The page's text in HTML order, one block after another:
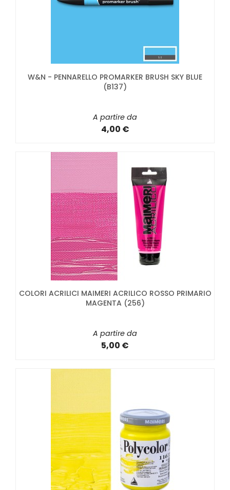
W&N - PENNARELLO PROMARKER BRUSH SKY BLUE
(B137)
A partire da
4,00 €
COLORI ACRILICI MAIMERI ACRILICO ROSSO PRIMARIO
MAGENTA (256)
A partire da
5,00 €